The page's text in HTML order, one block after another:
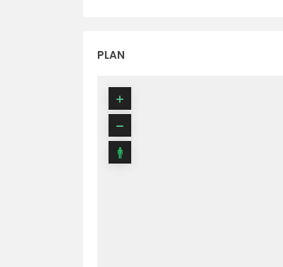
PLAN